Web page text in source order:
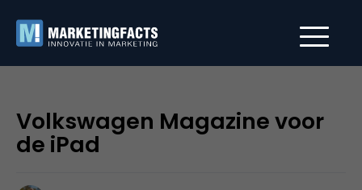
Volkswagen Magazine voor
de iPad